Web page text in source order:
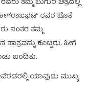
ರವರ ಜೊತೆ
ನಂತರ ತಮ್ಮ
ಕೊಟ್ಟರು. ಹೀಗೆ
ಬಂದಿತು.
ಯಾವುದು ಮುಖ್ಯ